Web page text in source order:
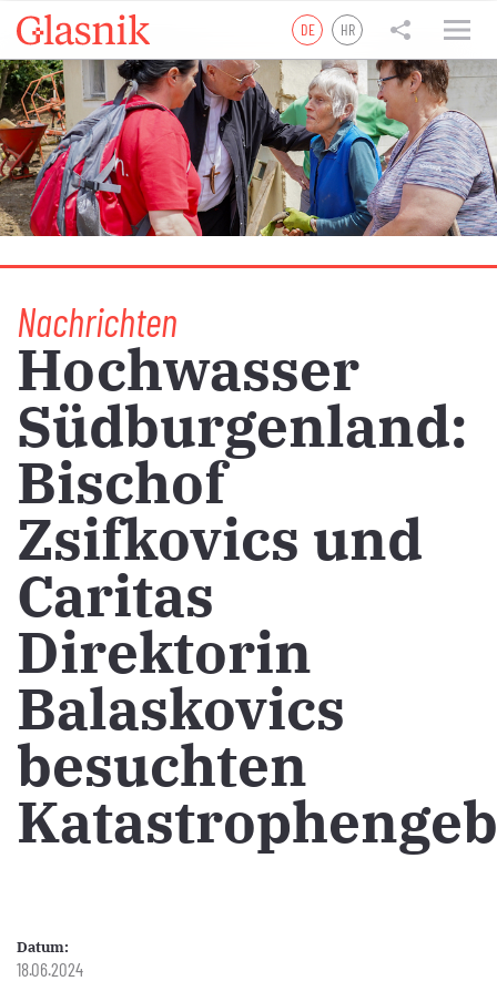
DE HR
tweet
teilen
teilen
Nachrichten
Hochwasser
Südburgenland:
Bischof
Zsifkovics und
Caritas
Direktorin
Balaskovics
besuchten
Datum:
18.06.2024